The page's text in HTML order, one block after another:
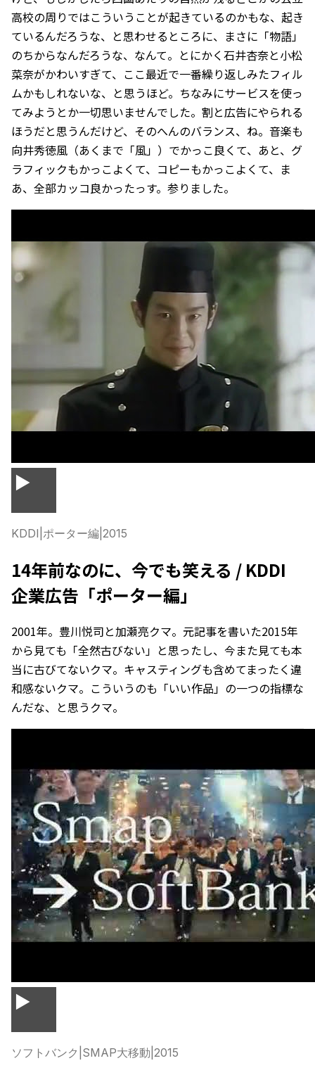
高校の周りではこういうことが起きているのかもな、起き
ているんだろうな、と思わせるところに、まさに「物語」
のちからなんだろうな、なんて。とにかく石井杏奈と小松
菜奈がかわいすぎて、ここ最近で一番繰り返しみたフィル
ムかもしれないな、と思うほど。ちなみにサービスを使っ
てみようとか一切思いませんでした。割と広告にやられる
ほうだと思うんだけど、そのへんのバランス、ね。音楽も
向井秀徳風（あくまで「風」）でかっこ良くて、あと、グ
ラフィックもかっこよくて、コピーもかっこよくて、ま
あ、全部カッコ良かったっす。参りました。
▶
KDDI ポーター編 2015
14年前なのに、今でも笑える / KDDI
企業広告「ポーター編」
2001年。豊川悦司と加瀬亮クマ。元記事を書いた2015年
から見ても「全然古びない」と思ったし、今また見ても本
当に古びてないクマ。キャスティングも含めてまったく違
和感ないクマ。こういうのも「いい作品」の一つの指標な
んだな、と思うクマ。
▶
ソフトバンク SMAP大移動 2015